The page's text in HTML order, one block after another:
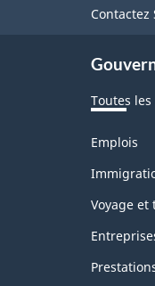
Contactez
Toutes
Thèmes
sujets
Emplois
Voyage et